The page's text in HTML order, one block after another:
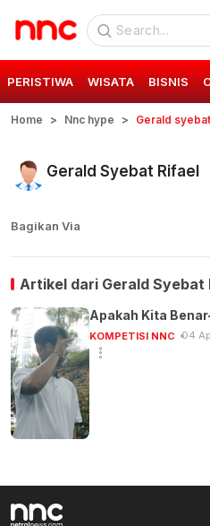
PERISTIWA WISATA BISNIS
Home Nnc hype Gerald
Gerald Syebat Rifael
Bagikan Via
Artikel dari Gerald Syebat
Apakah Kita
KOMPETISI NNC 04